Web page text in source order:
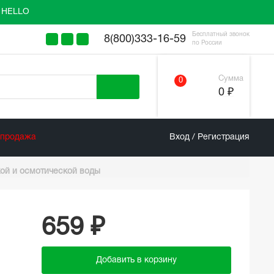
8(800)333-16-59
Бесплатный звонок
по России
0 Сумма
0 ₽
Вход / Регистрация
и осмотической воды
659 ₽
Добавить в корзину